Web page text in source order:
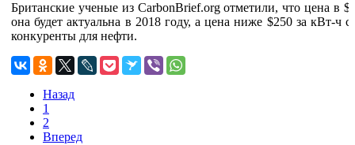
Британские ученые из CarbonBrief.org отметили, что цена в
она будет актуальна в 2018 году, а цена ниже $250 за кВт-ч
конкуренты для нефти.
Назад
1
2
Вперед